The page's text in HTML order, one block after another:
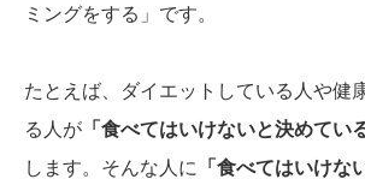
ミングをする」です。
たとえば、ダイエットしている人や健
る人が 「食べてはいけないと決めてい
します。そんな人に
「食べてはいけな